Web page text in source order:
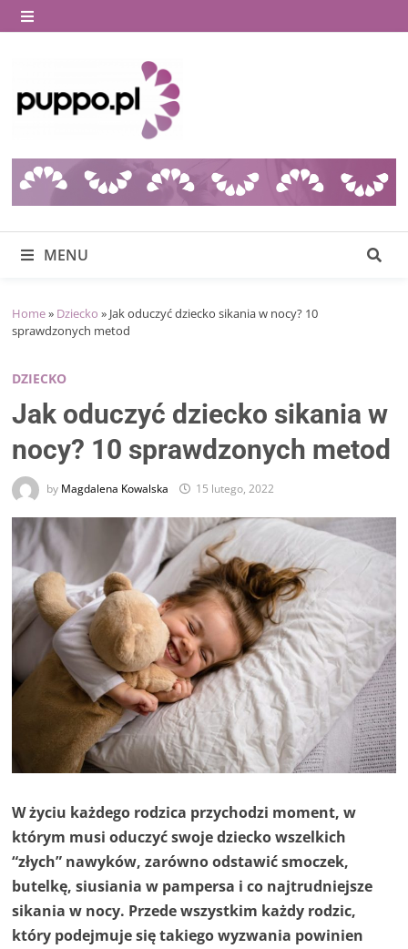
Skip
to
MENU
MENU
Home» Dziecko » Jak oduczyć dziecko sikania w nocy? 10
sprawdzonych metod
DZIECKO
Jak oduczyć dziecko sikania w
nocy? 10 sprawdzonych metod
by Magdalena Kowalska 15 lutego, 2022
W życiu każdego rodzica przychodzi moment, w
którym musi oduczyć swoje dziecko wszelkich
“złych” nawyków, zarówno odstawić smoczek,
butelkę, siusiania w pampersa i co najtrudniejsze
sikania w nocy. Przede wszystkim każdy rodzic,
który podejmuje się takiego wyzwania powinien